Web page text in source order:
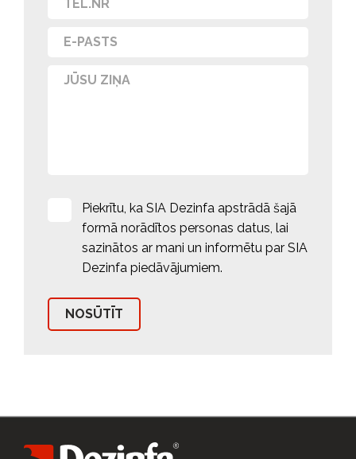
Piekrītu, ka SIA Dezinfa apstrādā šajā
formā norādītos personas datus, lai
sazinātos ar mani un informētu par SIA
Dezinfa piedāvājumiem.